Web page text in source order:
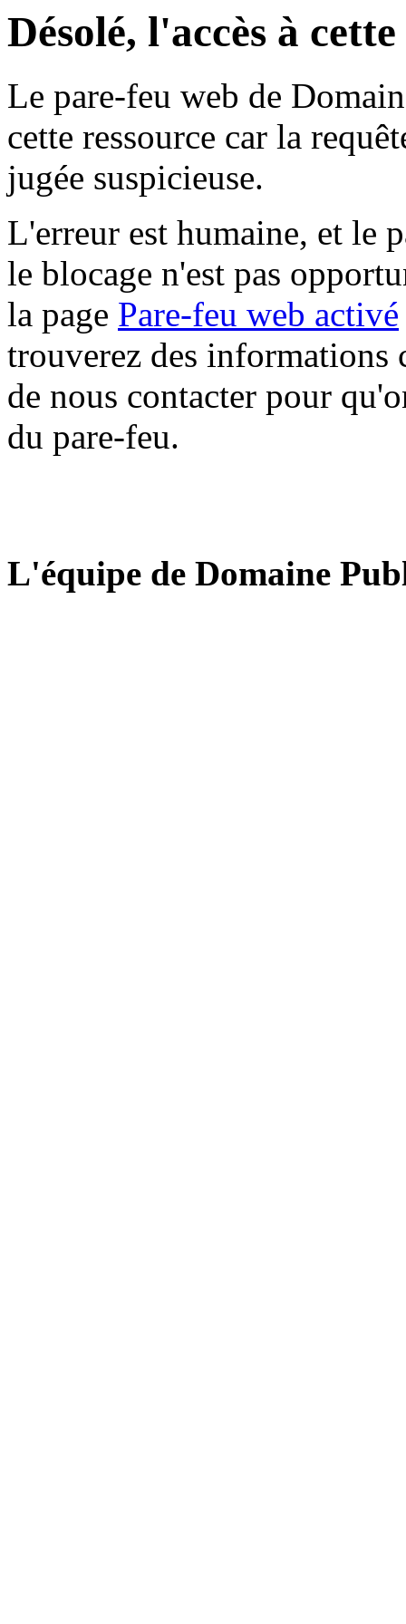
Désolé, l'accès à
Le pare-feu web de
cette ressource car la
jugée suspicieuse.
L'erreur est humaine, et le
le blocage n'est pas
la page Pare-feu web activé
trouverez des informations
de nous contacter pour
du pare-feu.
L'équipe de Domaine